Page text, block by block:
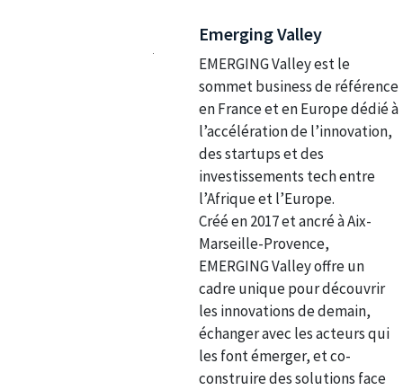
Emerging Valley
EMERGING Valley est le
sommet business de référence
en France et en Europe dédié à
l’accélération de l’innovation,
des startups et des
investissements tech entre
l’Afrique et l’Europe.
Créé en 2017 et ancré à Aix-
Marseille-Provence,
EMERGING Valley offre un
cadre unique pour découvrir
les innovations de demain,
échanger avec les acteurs qui
les font émerger, et co-
construire des solutions face